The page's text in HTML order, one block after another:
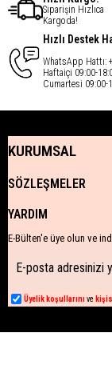
Siparişin Hızlıca
Kargoda!
Hızlı Destek
WhatsApp Hattı:
Haftaiçi 09:00-
Cumartesi 09:00-
KURUMSAL
SÖZLEŞMELER
YARDIM
E-Bülten'e üye olun ve
Üyelik koşullarını ve